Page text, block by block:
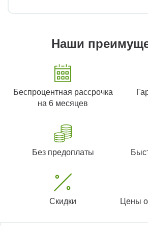
Наши
Беспроцентная рассрочка
на 6 месяцев
Без предоплаты
Скидки Цены